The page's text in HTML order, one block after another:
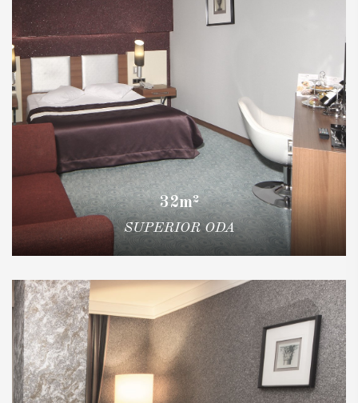
32m²
SUPERIOR ODA